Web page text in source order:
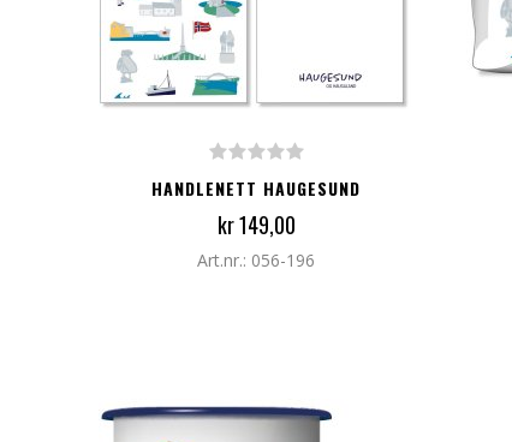
LEGG TIL I HANDLEKURV
HANDLENETT HAUGESUND
kr 149,00
Art.nr.: 056-196